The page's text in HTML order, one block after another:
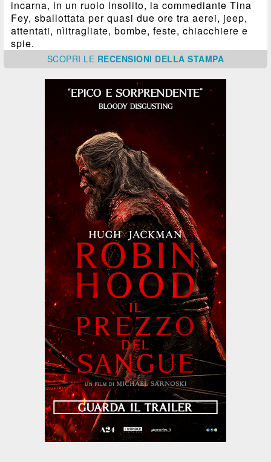
incarna, in un ruolo insolito, la commediante Tina
Fey, sballottata per quasi due ore tra aerei, jeep,
attentati, nìitragliate, bombe, feste, chiacchiere e
spie.
SCOPRI LE RECENSIONI DELLA STAMPA